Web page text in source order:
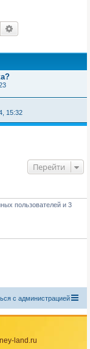
Поиск
15:32
Перейти
пользователей и 3
с администрацией
land.ru